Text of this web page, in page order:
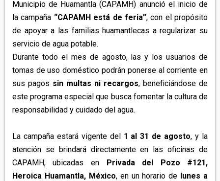
Municipio de Huamantla (CAPAMH) anunció el inicio de
la campaña “CAPAMH está de feria”, con el propósito
de apoyar a las familias huamantlecas a regularizar su
servicio de agua potable.
Durante todo el mes de agosto, las y los usuarios de
tomas de uso doméstico podrán ponerse al corriente en
sus pagos sin multas ni recargos, beneficiándose de
este programa especial que busca fomentar la cultura de
responsabilidad y cuidado del agua.
La campaña estará vigente del 1 al 31 de agosto, y la
atención se brindará directamente en las oficinas de
CAPAMH, ubicadas en Privada del Pozo #121,
Heroica Huamantla, México, en un horario de lunes a